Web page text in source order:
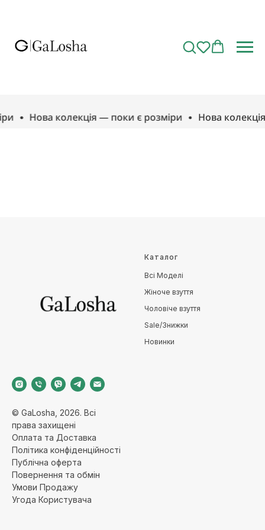
Нова колекція — поки є розміри Нова
© GaLosha, 2026. Всі
права захищені
Оплата та Доставка
Політика конфіденційності
Публічна оферта
Повернення та обмін
Умови Продажу
Угода Користувача
Каталог
Всі Моделі
Жіноче взуття
Чоловіче взуття
Sale/Знижки
Новинки